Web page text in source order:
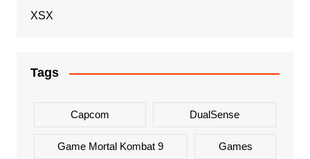
XSX
Tags
Capcom DualSense
Game Mortal Kombat 9 Games